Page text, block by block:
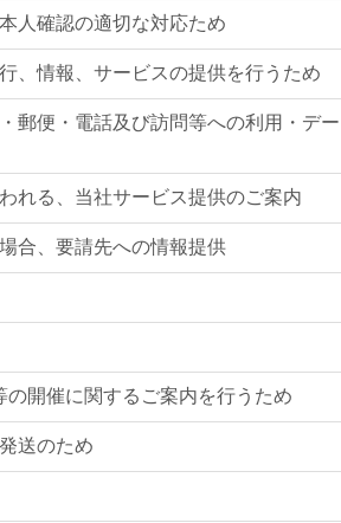
人確認の適切な対応ため
、情報、サービスの提供を行うため
郵便・電話及び訪問等への利用・デー
れる、当社サービス提供のご案内
合、要請先への情報提供
開催に関するご案内を行うため
送のため